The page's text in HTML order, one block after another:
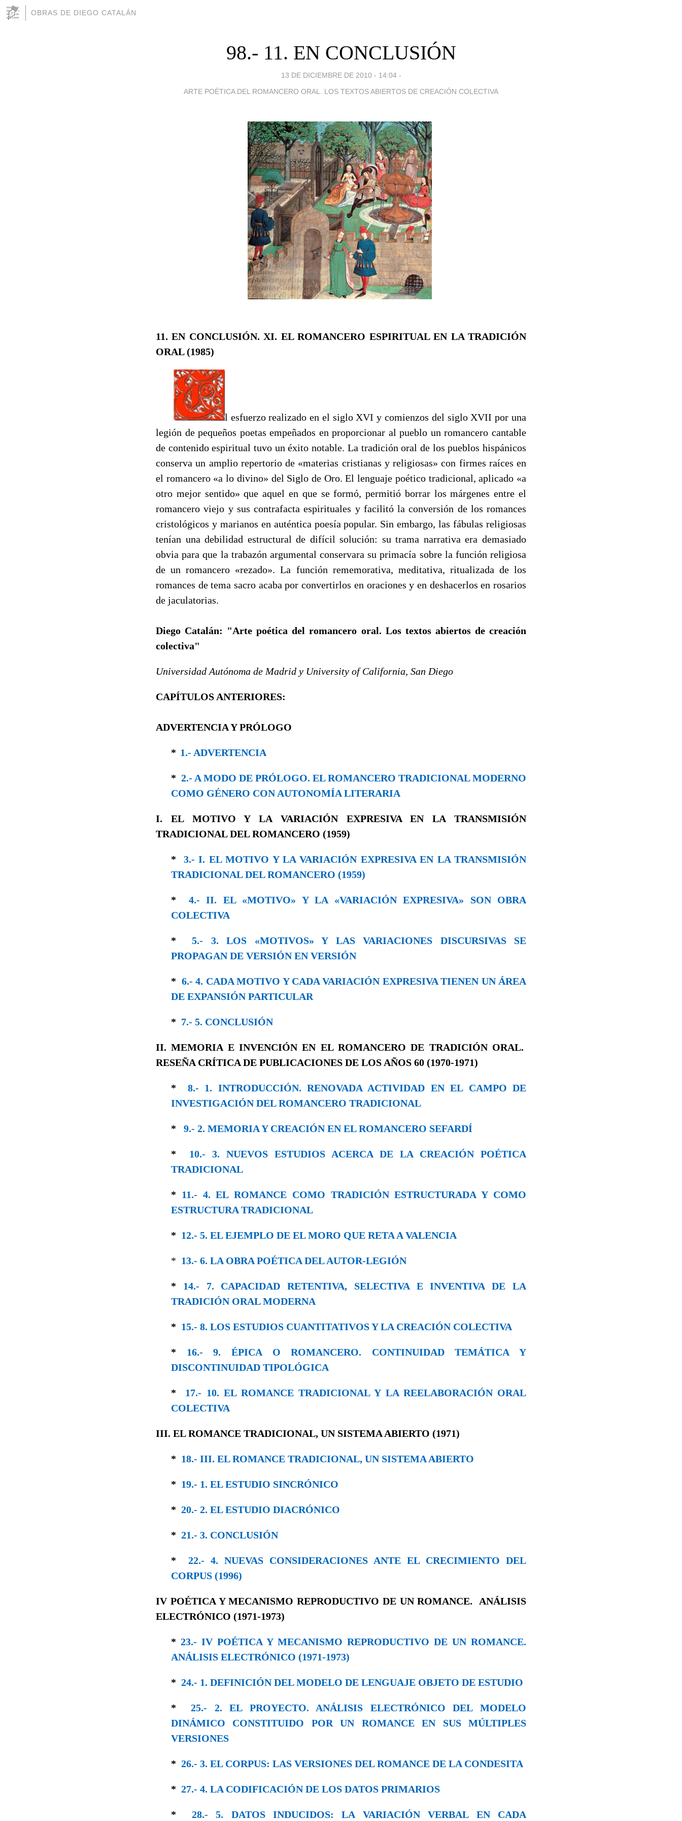
OBRAS DE DIEGO CATALÁN
98.- 11. EN CONCLUSIÓN
13 DE DICIEMBRE DE 2010 - 14:04 -
ARTE POÉTICA DEL ROMANCERO ORAL. LOS TEXTOS ABIERTOS DE CREACIÓN COLECTIVA
11. EN CONCLUSIÓN. XI. EL ROMANCERO ESPIRITUAL EN LA TRADICIÓN
ORAL (1985)
l esfuerzo realizado en el siglo XVI y comienzos del siglo XVII por una
legión de pequeños poetas empeñados en proporcionar al pueblo un romancero cantable
de contenido espiritual tuvo un éxito notable. La tradición oral de los pueblos hispánicos
conserva un amplio repertorio de «materias cristianas y religiosas» con firmes raíces en
el romancero «a lo divino» del Siglo de Oro. El lenguaje poético tradicional, aplicado «a
otro mejor sentido» que aquel en que se formó, permitió borrar los márgenes entre el
romancero viejo y sus contrafacta espirituales y facilitó la conversión de los romances
cristológicos y marianos en auténtica poesía popular. Sin embargo, las fábulas religiosas
tenían una debilidad estructural de difícil solución: su trama narrativa era demasiado
obvia para que la trabazón argumental conservara su primacía sobre la función religiosa
de un romancero «rezado». La función rememorativa, meditativa, ritualizada de los
romances de tema sacro acaba por convertirlos en oraciones y en deshacerlos en rosarios
de jaculatorias.
Diego Catalán: "Arte poética del romancero oral. Los textos abiertos de creación
colectiva"
Universidad Autónoma de Madrid y University of California, San Diego
CAPÍTULOS ANTERIORES:
ADVERTENCIA Y PRÓLOGO
* 1.- ADVERTENCIA
* 2.- A MODO DE PRÓLOGO. EL ROMANCERO TRADICIONAL MODERNO
COMO GÉNERO CON AUTONOMÍA LITERARIA
I. EL MOTIVO Y LA VARIACIÓN EXPRESIVA EN LA TRANSMISIÓN
TRADICIONAL DEL ROMANCERO (1959)
* 3.- I. EL MOTIVO Y LA VARIACIÓN EXPRESIVA EN LA TRANSMISIÓN
TRADICIONAL DEL ROMANCERO (1959)
* 4.- II. EL «MOTIVO» Y LA «VARIACIÓN EXPRESIVA» SON OBRA
COLECTIVA
* 5.- 3. LOS «MOTIVOS» Y LAS VARIACIONES DISCURSIVAS SE
PROPAGAN DE VERSIÓN EN VERSIÓN
* 6.- 4. CADA MOTIVO Y CADA VARIACIÓN EXPRESIVA TIENEN UN ÁREA
DE EXPANSIÓN PARTICULAR
* 7.- 5. CONCLUSIÓN
II. MEMORIA E INVENCIÓN EN EL ROMANCERO DE TRADICIÓN ORAL.
RESEÑA CRÍTICA DE PUBLICACIONES DE LOS AÑOS 60 (1970-1971)
* 8.- 1. INTRODUCCIÓN. RENOVADA ACTIVIDAD EN EL CAMPO DE
INVESTIGACIÓN DEL ROMANCERO TRADICIONAL
* 9.- 2. MEMORIA Y CREACIÓN EN EL ROMANCERO SEFARDÍ
* 10.- 3. NUEVOS ESTUDIOS ACERCA DE LA CREACIÓN POÉTICA
TRADICIONAL
* 11.- 4. EL ROMANCE COMO TRADICIÓN ESTRUCTURADA Y CΟΜO
ESTRUCTURA TRADICIONAL
* 12.- 5. EL EJEMPLO DE EL MORO QUE RETA A VALENCIA
* 13.- 6. LA OBRA POÉTICA DEL AUTOR-LEGΙÓΝ
* 14.- 7. CAPACIDAD RETENTIVA, SELECTIVA E INVENTIVA DE LA
TRADICIÓN ORAL MODERNA
* 15.- 8. LOS ESTUDIOS CUANTITATIVOS Y LA CREACIÓN COLECTIVA
* 16.- 9. ÉPICA O ROMANCERO. CONTINUIDAD TEMÁTICA Y
DISCONTINUIDAD TIPOLÓGICA
*
17.- 10. EL ROMANCE TRADICIONAL Y LA REELABORACIÓN ORAL
COLECTIVA
III. EL ROMANCE TRADICIONAL, UN SISTEMA ABIERTO (1971)
* 18.- III. EL ROMANCE TRADICIONAL, UN SISTEMA ABIERTO
* 19.- 1. EL ESTUDIO SINCRÓNICO
* 20.- 2. EL ESTUDIO DIACRÓNICO
* 21.- 3. CONCLUSIÓN
* 22.- 4. NUEVAS CONSIDERACIONES ANTE EL CRECIMIENTO DEL
CORPUS (1996)
IV POÉTICA Y MECANISMO REPRODUCTIVO DE UN ROMANCE. ANÁLISIS
ELECTRÓNICO (1971-1973)
* 23.- IV POÉTICA Y MECANISMO REPRODUCTIVO DE UN ROMANCE.
ANÁLISIS ELECTRÓNICO (1971-1973)
* 24.- 1. DEFINICIÓN DEL MODELO DE LENGUAJE OBJETO DE ESTUDIO
*25.- 2. EL PROYECTO. ANÁLISIS ELECTRÓNICO DEL MODELO
DINÁMICO CONSTITUIDO POR UN ROMANCE EN SUS MÚLTIPLES
VERSIONES
* 26.- 3. EL CORPUS: LAS VERSIONES DEL ROMANCE DE LA CONDESITA
* 27.- 4. LA CODIFICACIÓN DE LOS DATOS PRIMARIOS
* 28.- 5. DATOS INDUCIDOS: LA VARIACIÓN VERBAL EN CADA